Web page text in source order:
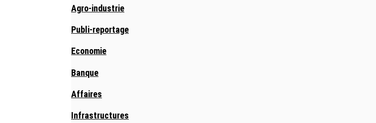
Agro-industrie
Publi-reportage
Economie
Banque
Affaires
Infrastructures